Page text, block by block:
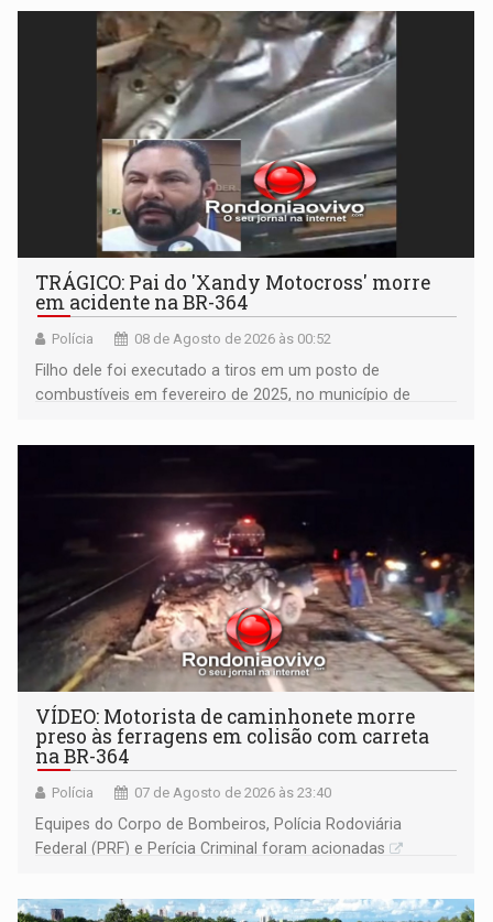
TRÁGICO: Pai do 'Xandy Motocross' morre
em acidente na BR-364
Polícia 08 de Agosto de 2026 às 00:52
Filho dele foi executado a tiros em um posto de
combustíveis em fevereiro de 2025, no município de
VÍDEO: Motorista de caminhonete morre
preso às ferragens em colisão com carreta
na BR-364
Polícia 07 de Agosto de 2026 às 23:40
Equipes do Corpo de Bombeiros, Polícia Rodoviária
Federal (PRF) e Perícia Criminal foram acionadas